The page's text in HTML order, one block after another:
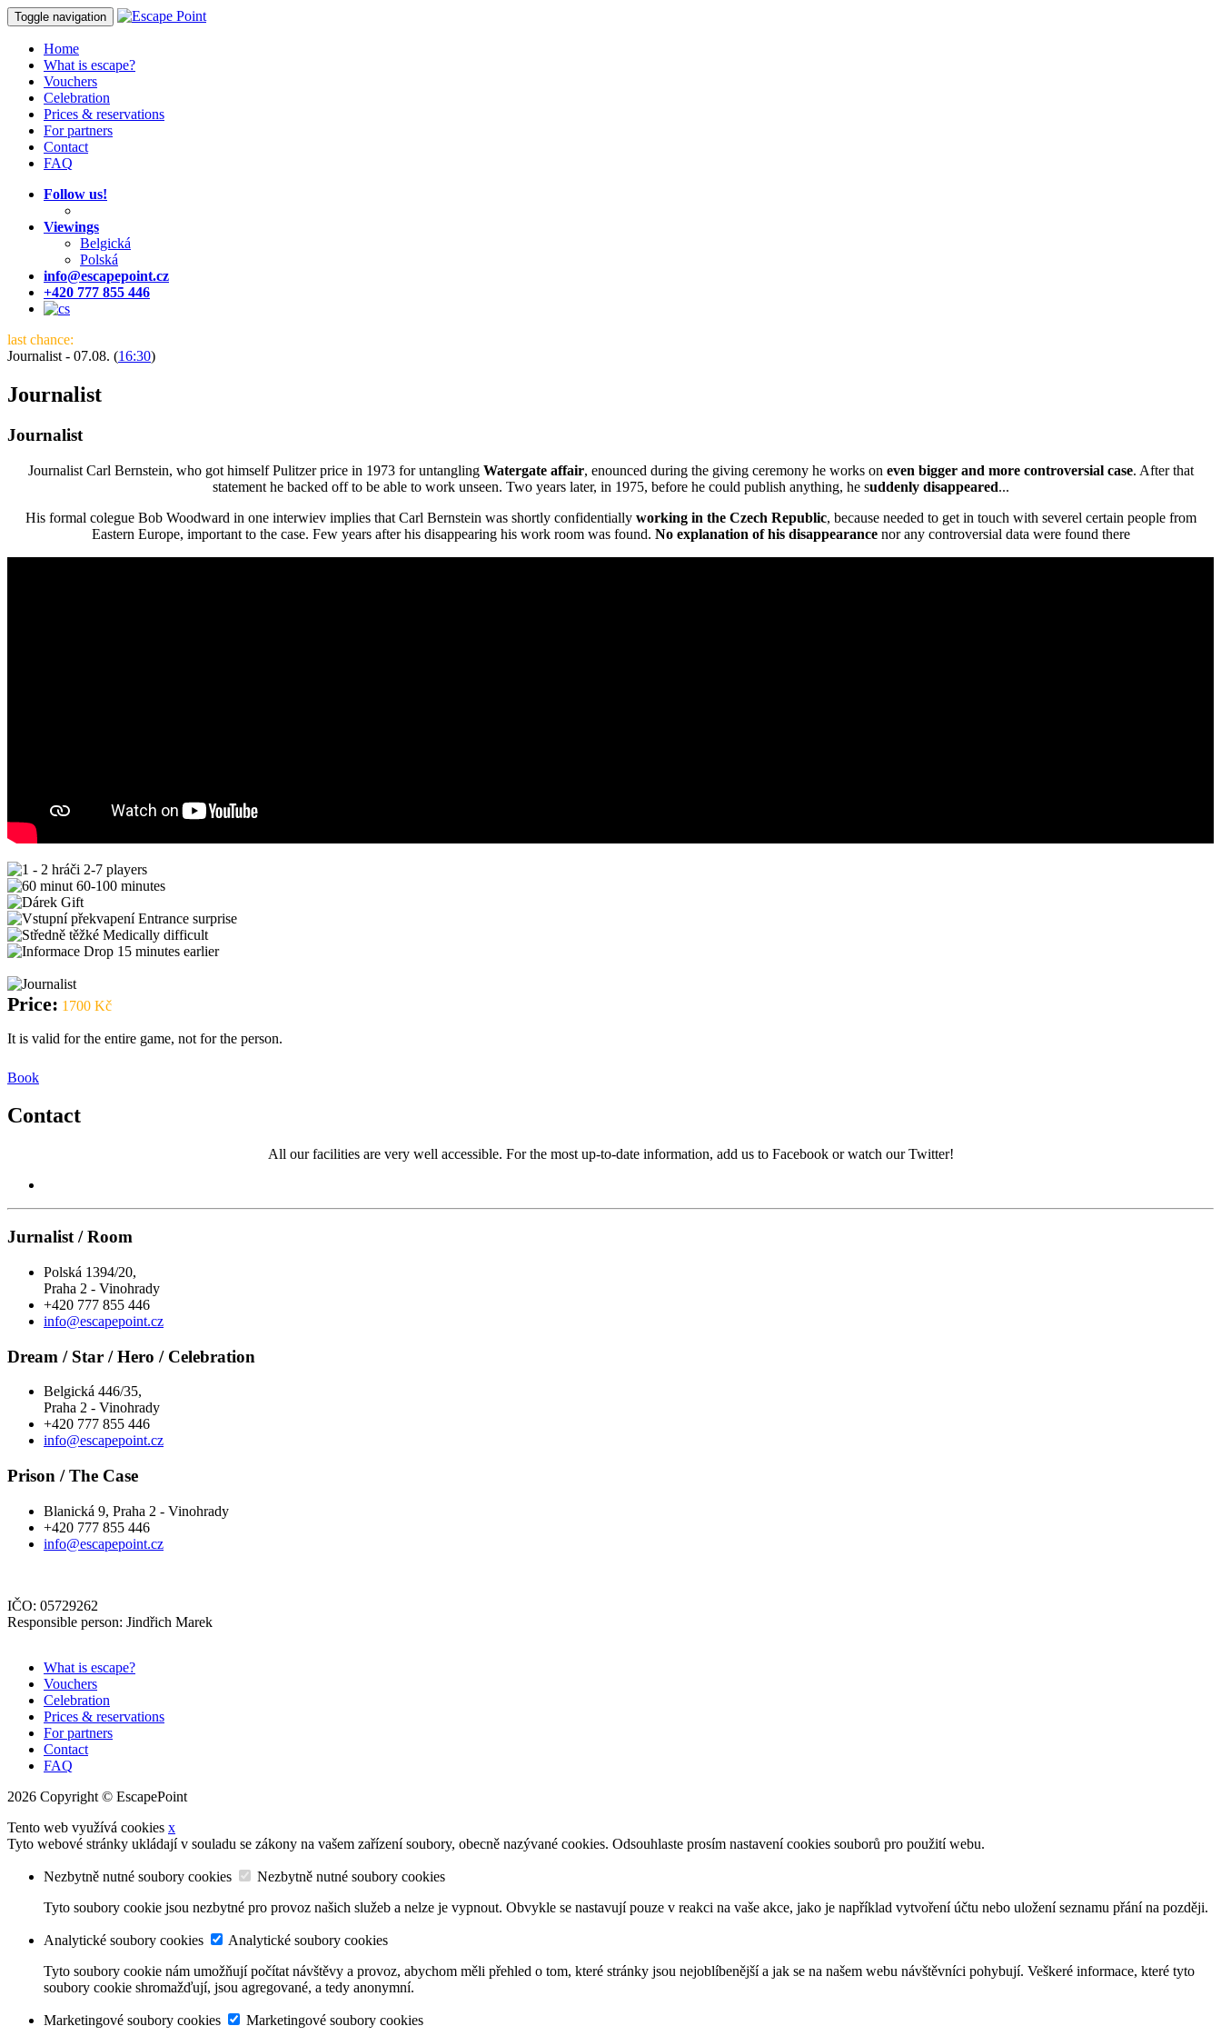
Toggle navigation
Home
What is escape?
Vouchers
Celebration
Prices & reservations
For partners
Contact
FAQ
Follow us!
Viewings
Belgická
Polská
info@escapepoint.cz
+420 777 855 446
last chance:
Journalist - 07.08. (16:30)
Journalist
Journalist
Journalist Carl Bernstein, who got himself Pulitzer price in 1973 for untangling Watergate affair, enounced during the giving ceremony he works on even bigger and more controversial case. After that
statement he backed off to be able to work unseen. Two years later, in 1975, before he could publish anything, he suddenly disappeared...
His formal colegue Bob Woodward in one interwiev implies that Carl Bernstein was shortly confidentially working in the Czech Republic, because needed to get in touch with severel certain people from
Eastern Europe, important to the case. Few years after his disappearing his work room was found. No explanation of his disappearancenor any controversial data were found there
2-7 players
60-100 minutes
Gift
Entrance surprise
Medically difficult
Drop 15 minutes earlier
Price: 1700 Kč
It is valid for the entire game, not for the person.
Book
Contact
All our facilities are very well accessible. For the most up-to-date information, add us to Facebook or watch our Twitter!
Jurnalist / Room
Polská 1394/20,
Praha 2 - Vinohrady
+420 777 855 446
info@escapepoint.cz
Dream / Star / Hero / Celebration
Belgická 446/35,
Praha 2 - Vinohrady
+420 777 855 446
info@escapepoint.cz
Prison / The Case
Blanická 9, Praha 2 - Vinohrady
+420 777 855 446
info@escapepoint.cz
IČO: 05729262
Responsible person: Jindřich Marek
What is escape?
Vouchers
Celebration
Prices & reservations
For partners
Contact
FAQ
2026 Copyright © EscapePoint
Tento web využívá cookies x
Tyto webové stránky ukládají v souladu se zákony na vašem zařízení soubory, obecně nazývané cookies. Odsouhlaste prosím nastavení cookies souborů pro použití webu.
Nezbytně nutné soubory cookies
Nezbytně nutné soubory cookies
Tyto soubory cookie jsou nezbytné pro provoz našich služeb a nelze je vypnout. Obvykle se nastavují pouze v reakci na vaše akce, jako je například vytvoření účtu nebo uložení seznamu přání na později.
Analytické soubory cookies
Analytické soubory cookies
Tyto soubory cookie nám umožňují počítat návštěvy a provoz, abychom měli přehled o tom, které stránky jsou nejoblíbenější a jak se na našem webu návštěvníci pohybují. Veškeré informace, které tyto
soubory cookie shromažďují, jsou agregované, a tedy anonymní.
Marketingové soubory cookies Marketingové soubory cookies